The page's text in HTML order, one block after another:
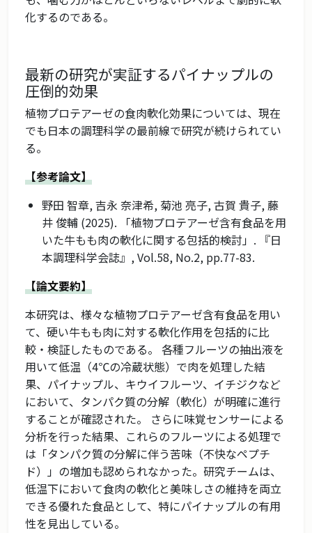
化するのである。
最新の研究が実証するパイナップルの
圧倒的効果
植物プロテアーゼの食肉軟化効果については、現在
でも日本の調理科学の最前線で研究が続けられてい
る。
【参考論文】
野田 智章, 吉永 奈津希, 菊池 亮子, 古賀 貴子, 藤
井 俊輔 (2025). 「植物プロテアーゼ含有食品を用
いた牛もも肉の軟化に関する包括的検討」. 『日
本調理科学会誌』, Vol.58, No.2, pp.77-83.
【論文要約】
本研究は、様々な植物プロテアーゼ含有食品を用い
て、硬い牛もも肉に対する軟化作用を包括的に比
較・検証したものである。 各種フルーツの抽出液を
用いて低温（4℃の冷蔵状態）で肉を処理した結
果、パイナップル、キウイフルーツ、イチジクなど
において、タンパク質の分解（軟化）が明確に進行
することが確認された。 さらに味覚センサーによる
分析を行った結果、これらのフルーツによる処理で
は「タンパク質の分解に伴う苦味（不快なペプチ
ド）」の増加も認められなかった。研究チームは、
低温下において食肉の軟化と美味しさの維持を両立
できる優れた食品として、特にパイナップルの有用
性を見出している。